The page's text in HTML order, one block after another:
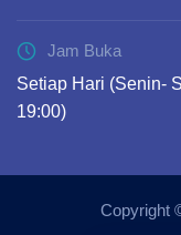
Jam Buka
Setiap Hari (Senin-
19:00)
Copyright